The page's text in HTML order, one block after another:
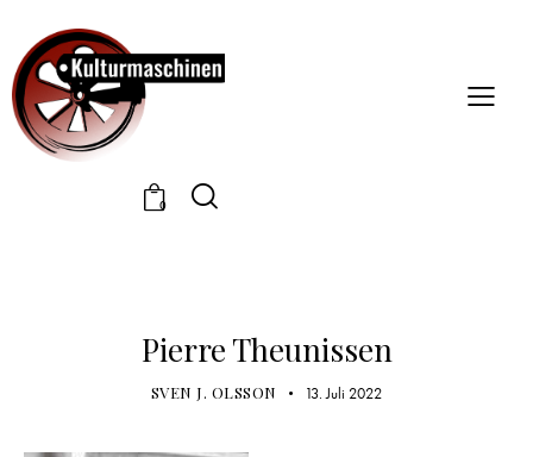
0
Pierre Theunissen
SVEN J. OLSSON 13. Juli 2022